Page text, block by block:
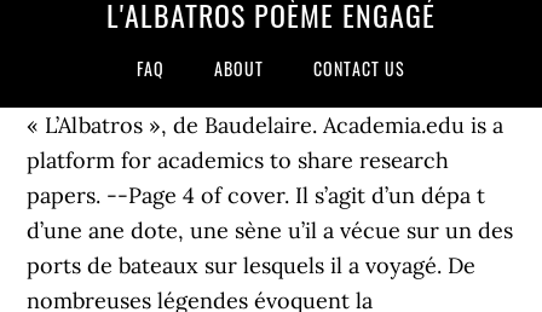
L'ALBATROS POÈME ENGAGÉ
FAQ ABOUT CONTACT US
« L’Albatros », de Baudelaire. Academia.edu is a
platform for academics to share research
papers. --Page 4 of cover. Il s’agit d’un dépa t
d’une ane dote, une sène u’il a vécue sur un des
ports de bateaux sur lesquels il a voyagé. De
nombreuses légendes évoquent la